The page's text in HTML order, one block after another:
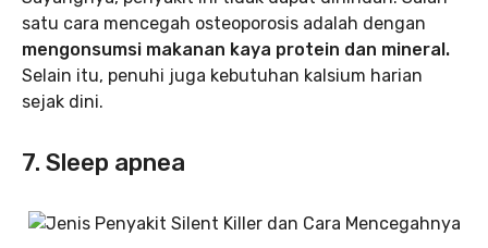
satu cara mencegah osteoporosis adalah dengan
mengonsumsi makanan kaya protein dan mineral.
Selain itu, penuhi juga kebutuhan kalsium harian
sejak dini.
7. Sleep apnea